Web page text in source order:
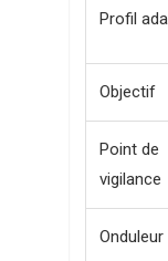
Profil
Objectif
Point de
vigilance
Onduleur